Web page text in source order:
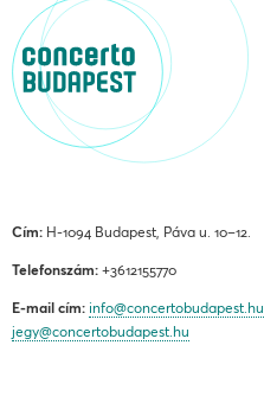
Cím: H-1094 Budapest, Páva u. 10–12.
Telefonszám: +3612155770
E-mail cím: info@concertobudapest.hu
jegy@concertobudapest.hu